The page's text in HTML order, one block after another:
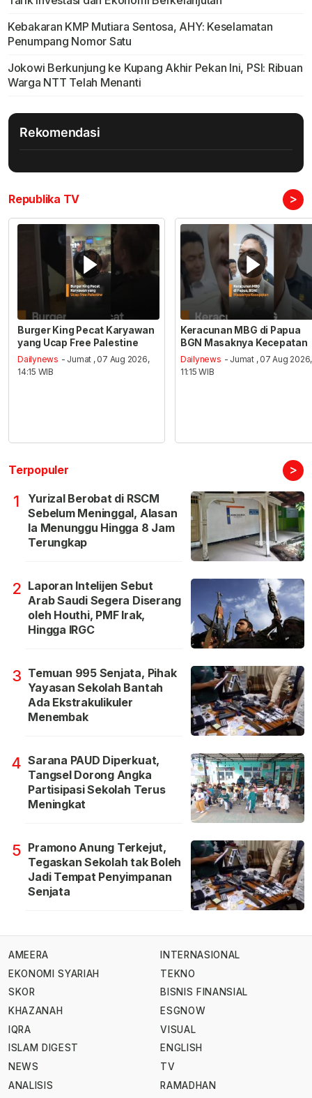
Kebakaran KMP Mutiara Sentosa, AHY: Keselamatan
Penumpang Nomor Satu
Jokowi Berkunjung ke Kupang Akhir Pekan Ini, PSI: Ribuan
Warga NTT Telah Menanti
Rekomendasi
Republika TV >
Burger King Pecat Karyawan
yang Ucap Free Palestine
Dailynews - Jumat , 07 Aug 2026,
14:15 WIB
Keracunan MBG di Papua
BGN Masaknya Kecepatan
Dailynews - Jumat , 07 Aug 2026,
11:15 WIB
Terpopuler >
1
Yurizal Berobat di RSCM
Sebelum Meninggal, Alasan
Ia Menunggu Hingga 8 Jam
Terungkap
2 Laporan Intelijen Sebut
Arab Saudi Segera Diserang
oleh Houthi, PMF Irak,
Hingga IRGC
3 Temuan 995 Senjata, Pihak
Yayasan Sekolah Bantah
Ada Ekstrakulikuler
Menembak
4 Sarana PAUD Diperkuat,
Tangsel Dorong Angka
Partisipasi Sekolah Terus
Meningkat
5 Pramono Anung Terkejut,
Tegaskan Sekolah tak Boleh
Jadi Tempat Penyimpanan
Senjata
AMEERA
EKONOMI SYARIAH
SKOR
KHAZANAH
IQRA
ISLAM DIGEST
NEWS
ANALISIS
INTERNASIONAL
TEKNO
BISNIS FINANSIAL
ESGNOW
VISUAL
ENGLISH
TV
RAMADHAN